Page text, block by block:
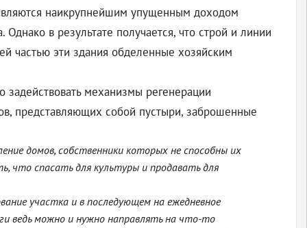
наикрупнейшим упущенным доходом
в результате получается, что строй и линии
частью эти здания обделенные хозяйским
механизмы регенерации
представляющих собой пустыри, заброшенные
домов, собственники которых не способны их
что спасать для культуры и продавать для
участка и в последующем на ежедневное
ведь можно и нужно направлять на что-то